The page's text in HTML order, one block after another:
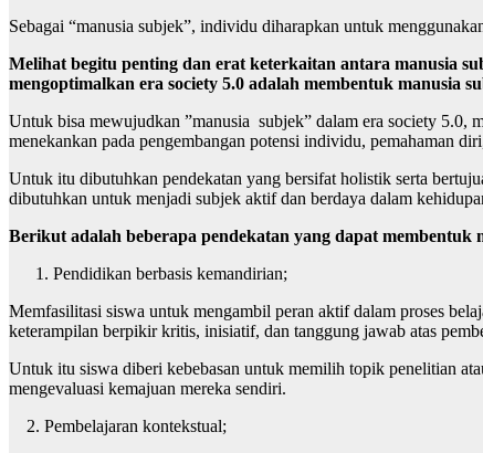
Sebagai “manusia subjek”, individu diharapkan untuk
Melihat begitu penting dan erat keterkaitan antara manusia
mengoptimalkan era society 5.0 adalah membentuk manusia
Untuk bisa mewujudkan ”manusia subjek” dalam era society 5.0,
menekankan pada pengembangan potensi individu, pemahaman
Untuk itu dibutuhkan pendekatan yang bersifat holistik serta
dibutuhkan untuk menjadi subjek aktif dan berdaya dalam
Berikut adalah beberapa pendekatan yang dapat membentuk
Pendidikan berbasis kemandirian;
Memfasilitasi siswa untuk mengambil peran aktif dalam proses
keterampilan berpikir kritis, inisiatif, dan tanggung jawab atas
Untuk itu siswa diberi kebebasan untuk memilih topik penelitian
mengevaluasi kemajuan mereka sendiri.
2. Pembelajaran kontekstual;